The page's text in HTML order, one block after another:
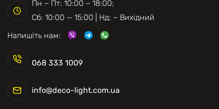
068 333 1009
info@deco-light.com.ua
Пн − Пт: 10:00 − 18:00;
Сб: 10:00 — 15:00 | Нд: − Вихідний
Напишіть нам: